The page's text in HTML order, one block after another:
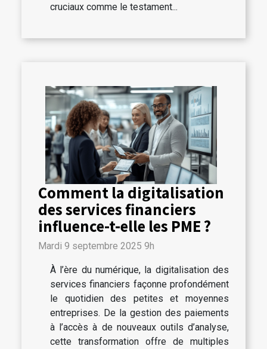
cruciaux comme le testament...
Comment la digitalisation
des services financiers
influence-t-elle les PME ?
Mardi 9 septembre 2025 9h
À l’ère du numérique, la digitalisation des
services financiers façonne profondément
le quotidien des petites et moyennes
entreprises. De la gestion des paiements
à l’accès à de nouveaux outils d’analyse,
cette transformation offre de multiples